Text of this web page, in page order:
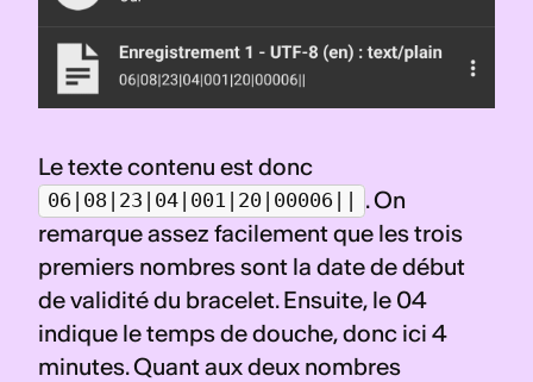
06|08|23|04|001|20|00006||
. On
remarque assez facilement que les trois
premiers nombres sont la date de début
de validité du bracelet. Ensuite, le 04
indique le temps de douche, donc ici 4
minutes. Quant aux deux nombres